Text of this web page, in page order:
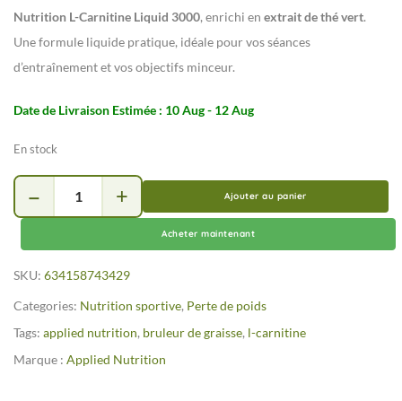
Nutrition L-Carnitine Liquid 3000, enrichi en extrait de thé vert.
Une formule liquide pratique, idéale pour vos séances
d’entraînement et vos objectifs minceur.
Date de Livraison Estimée : 10 Aug - 12 Aug
En stock
Ajouter au panier
Acheter maintenant
SKU: 634158743429
Categories: Nutrition sportive, Perte de poids
Tags: applied nutrition, bruleur de graisse, l-carnitine
Marque : Applied Nutrition